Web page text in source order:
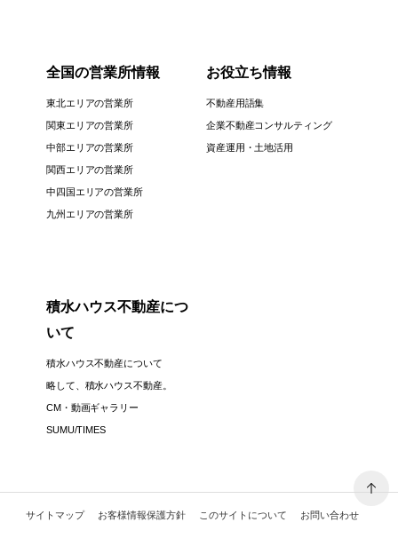
全国の営業所情報
東北エリアの営業所
関東エリアの営業所
中部エリアの営業所
関西エリアの営業所
中四国エリアの営業所
九州エリアの営業所
お役立ち情報
不動産用語集
企業不動産コンサルティング
資産運用・土地活用
積水ハウス不動産につ
いて
積水ハウス不動産について
略して、積水ハウス不動産。
CM・動画ギャラリー
SUMU/TIMES
サイトマップ お客様情報保護方針 このサイトについて お問い合わせ